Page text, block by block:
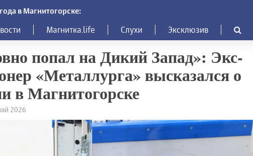
в Магнитогорске:
Магнитка.life Слухи Эксклюзив
попал на Дикий Запад»: Экс-
«Металлурга» высказался о
в Магнитогорске
2026